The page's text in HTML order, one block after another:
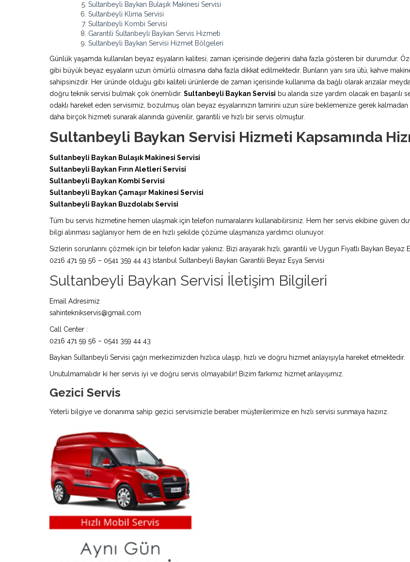
Sultanbeyli Baykan Bulaşık Makinesi Servisi
Sultanbeyli Klima Servisi
Sultanbeyli Kombi Servisi
Garantili Sultanbeyli Baykan Servis Hizmeti
Sultanbeyli Baykan Servisi Hizmet Bölgeleri
Günlük yaşamda kullanılan beyaz eşyaların kalitesi, zaman içerisinde değerini daha fazla gösteren bir durumdur.
gibi büyük beyaz eşyaların uzun ömürlü olmasına daha fazla dikkat edilmektedir. Bunların yanı sıra ütü, kahve
sahipsinizdir. Her üründe olduğu gibi kaliteli ürünlerde de zaman içerisinde kullanıma da bağlı olarak arızalar
doğru teknik servisi bulmak çok önemlidir. Sultanbeyli Baykan Servisi bu alanda size yardım olacak en başarılı
odaklı hareket eden servisimiz, bozulmuş olan beyaz eşyalarınızın tamirini uzun süre beklemenize gerek kalmadan
daha birçok hizmeti sunarak alanında güvenilir, garantili ve hızlı bir servis olmuştur.
Sultanbeyli Baykan Servisi Hizmeti Kapsamında
Sultanbeyli Baykan Bulaşık Makinesi Servisi
Sultanbeyli Baykan Fırın Aletleri Servisi
Sultanbeyli Baykan Kombi Servisi
Sultanbeyli Baykan Çamaşır Makinesi Servisi
Sultanbeyli Baykan Buzdolabı Servisi
Tüm bu servis hizmetine hemen ulaşmak için telefon numaralarını kullanabilirsiniz. Hem her servis ekibine güven
bilgi alınması sağlanıyor hem de en hızlı şekilde çözüme ulaşmanıza yardımcı olunuyor.
Sizlerin sorunlarını çözmek için bir telefon kadar yakınız. Bizi arayarak hızlı, garantili ve Uygun Fiyatlı Baykan
0216 471 59 56 – 0541 359 44 43 İstanbul Sultanbeyli Baykan Garantili Beyaz Eşya Servisi
Sultanbeyli Baykan Servisi İletişim Bilgileri
Email Adresimiz
sahinteknikservis@gmail.com
Call Center :
0216 471 59 56 – 0541 359 44 43
Baykan Sultanbeyli Servisi çağrı merkezimizden hızlıca ulaşıp, hızlı ve doğru hizmet anlayışıyla hareket etmektedir.
Unutulmamalıdır ki her servis iyi ve doğru servis olmayabilir! Bizim farkımız hizmet anlayışımız.
Gezici Servis
Yeterli bilgiye ve donanıma sahip gezici servisimizle beraber müşterilerimize en hızlı servisi sunmaya hazırız.